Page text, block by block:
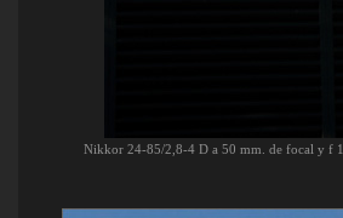
Nikkor 24-85/2,8-4 D a 50 mm. de focal y f